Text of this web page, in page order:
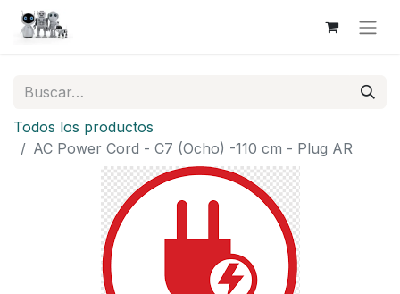
Todos los productos
AC Power Cord - C7 (Ocho) -110 cm - Plug AR